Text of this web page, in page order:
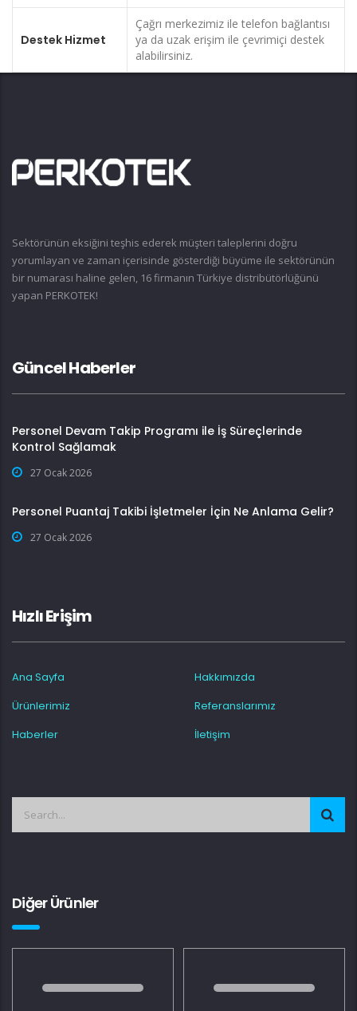
Destek Hizmet
Çağrı merkezimiz ile telefon bağlantısı
ya da uzak erişim ile çevrimiçi destek
alabilirsiniz.
Sektörünün eksiğini teşhis ederek müşteri taleplerini doğru
yorumlayan ve zaman içerisinde gösterdiği büyüme ile sektörünün
bir numarası haline gelen, 16 firmanın Türkiye distribütörlüğünü
yapan PERKOTEK!
Güncel Haberler
Personel Devam Takip Programı ile İş Süreçlerinde
Kontrol Sağlamak
27 Ocak 2026
Personel Puantaj Takibi İşletmeler İçin Ne Anlama Gelir?
27 Ocak 2026
Hızlı Erişim
Ana Sayfa
Hakkımızda
Ürünlerimiz
Referanslarımız
Haberler
İletişim
Diğer Ürünler